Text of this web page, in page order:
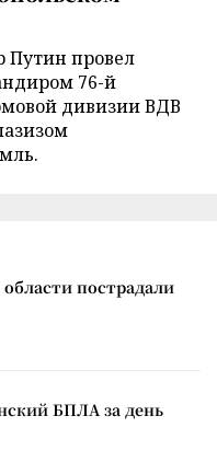
Путин провел
76-й
дивизии ВДВ
пострадали
БПЛА за день